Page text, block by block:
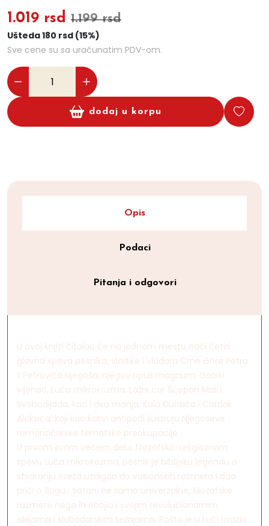
1.019 rsd 1.199 rsd
Ušteda 180 rsd (15%)
Sve cene su sa uračunatim PDV-om.
dodaj u korpu
Opis
Podaci
Pitanja i odgovori
U ovoj knjizi čitalac će na jednom mestu naći četiri
glavna speva pesnika, vladike i vladara Crne Gore Petra
II Petrovića Njegoša, njegov opus magnum: Gorski
vijenac, Luča mikrokozma, Lažni car Šćepan Mali i
Svobodijada, kao i dva manja, Kula Đurišića i Čardak
Aleksića, koji kao kakvi antipodi ilustruju Njegoševe
romantičarske tematske preokupacije.
U prvom svom većem delu, filozofsko-religioznom
spevu Luča mikrokozma, pesnik je biblijsku legendu o
stvaranju sveta uzdigao do vasionskih razmera i dao
priči o Bogu i Satani ne samo univerzalne, filozofske
razmere nego ih obojio i svojim revolucionarnim
idejama i slobodarskim težnjama. Pošto je u Luči izrazio